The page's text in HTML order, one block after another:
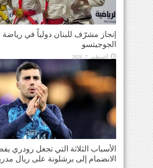
إنجاز مشرّف للبنان دولياً في رياضة
الجوجيتسو
أغسطس 7, 2026
الأسباب الثلاثة التي تجعل رودري
الانضمام إلى برشلونة على ريال